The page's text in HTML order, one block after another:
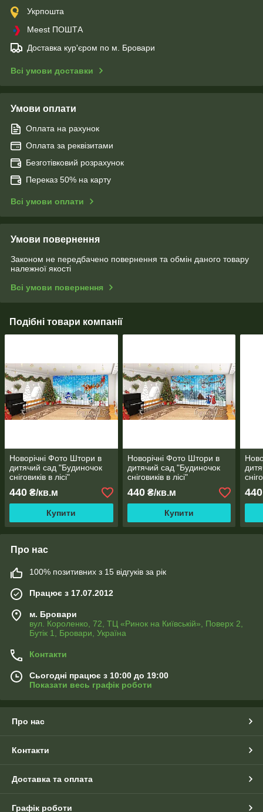
Укрпошта
Meest ПОШТА
Доставка кур'єром по м. Бровари
Всі умови доставки
Умови оплати
Оплата на рахунок
Оплата за реквізитами
Безготівковий розрахунок
Переказ 50% на карту
Всі умови оплати
Умови повернення
Законом не передбачено повернення та обмін даного товару
належної якості
Всі умови повернення
Подібні товари компанії
Новорічні Фото Штори в
дитячий сад "Будиночок
сніговиків в лісі"
440 ₴/кв.м
Купити
Новорічні Фото Штори в
дитячий сад "Будиночок
сніговиків в лісі"
440₴/кв.м
Купити
440
Про нас
100% позитивних з 15 відгуків за рік
Працює з 17.07.2012
м. Бровари
вул. Короленко, 72, ТЦ «Ринок на Київській», Поверх 2,
Бутік 1, Бровари, Україна
Контакти
Сьогодні працює з 10:00 до 19:00
Показати весь графік роботи
Про нас
Контакти
Доставка та оплата
Графік роботи